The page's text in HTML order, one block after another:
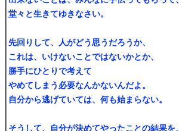
堂々と生きてゆきなさい。
先回りして、人がどう思うだろうか、
これは、いけないことではないかとか、
勝手にひとりで考えて
やめてしまう必要なんかないんだよ。
自分から逃げていては、何も始まらない。